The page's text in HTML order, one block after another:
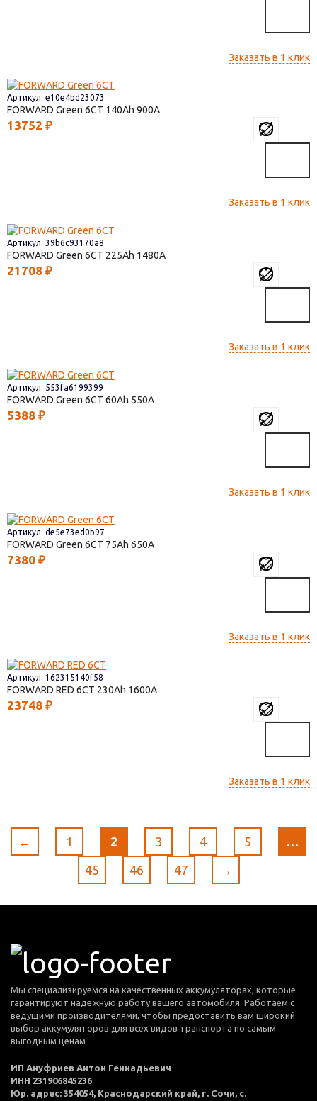
Заказать в 1 клик
Артикул: e10e4bd23073
FORWARD Green 6СТ 140 900
13752 ₽
Заказать в 1 клик
Артикул: 39b6c93170a8
FORWARD Green 6СТ 225 1480
21708 ₽
Заказать в 1 клик
Артикул: 553fa6199399
FORWARD Green 6СТ 60 550
5388 ₽
Заказать в 1 клик
Артикул: de5e73ed0b97
FORWARD Green 6СТ 75 650
7380 ₽
Заказать в 1 клик
Артикул: 162315140f58
FORWARD RED 6СТ 230 1600
23748 ₽
Заказать в 1 клик
← 1 2 3 4 5
…
45
46 47 →
Мы специализируемся на качественных аккумуляторах, которые
гарантируют надежную работу вашего автомобиля. Работаем с
ведущими производителями, чтобы предоставить вам широкий
выбор аккумуляторов для всех видов транспорта по самым
выгодным ценам
ИП Ануфриев Антон Геннадьевич
ИНН 231906845236
Юр. адрес: 354054, Краснодарский край, г. Сочи, с.